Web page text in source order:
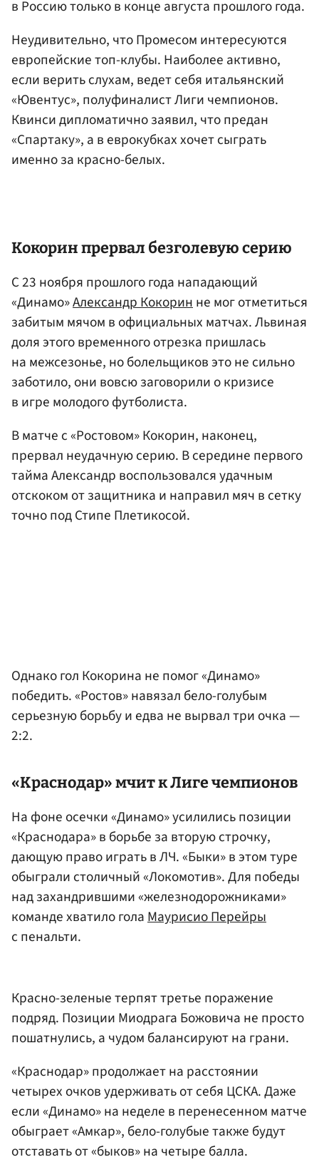
в Россию только в конце августа прошлого года.
Неудивительно, что Промесом интересуются
европейские топ-клубы. Наиболее активно,
если верить слухам, ведет себя итальянский
«Ювентус», полуфиналист Лиги чемпионов.
Квинси дипломатично заявил, что предан
«Спартаку», а в еврокубках хочет сыграть
именно за красно-белых.
Кокорин прервал безголевую серию
С 23 ноября прошлого года нападающий
«Динамо»Александр Кокоринне мог отметиться
забитым мячом в официальных матчах. Львиная
доля этого временного отрезка пришлась
на межсезонье, но болельщиков это не сильно
заботило, они вовсю заговорили о кризисе
в игре молодого футболиста.
В матче с «Ростовом» Кокорин, наконец,
прервал неудачную серию. В середине первого
тайма Александр воспользовался удачным
отскоком от защитника и направил мяч в сетку
точно под Стипе Плетикосой.
Однако гол Кокорина не помог «Динамо»
победить. «Ростов» навязал бело-голубым
серьезную борьбу и едва не вырвал три очка —
2:2.
«Краснодар» мчит к Лиге чемпионов
На фоне осечки «Динамо» усилились позиции
«Краснодара» в борьбе за вторую строчку,
дающую право играть в ЛЧ. «Быки» в этом туре
обыграли столичный «Локомотив». Для победы
над захандрившими «железнодорожниками»
команде хватило голаМаурисио Перейры
с пенальти.
Красно-зеленые терпят третье поражение
подряд. Позиции Миодрага Божовича не просто
пошатнулись, а чудом балансируют на грани.
«Краснодар» продолжает на расстоянии
четырех очков удерживать от себя ЦСКА. Даже
если «Динамо» на неделе в перенесенном матче
обыграет «Амкар», бело-голубые также будут
отставать от «быков» на четыре балла.